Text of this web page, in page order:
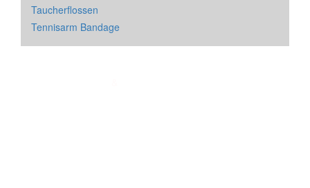
Taucherflossen
Tennisarm Bandage